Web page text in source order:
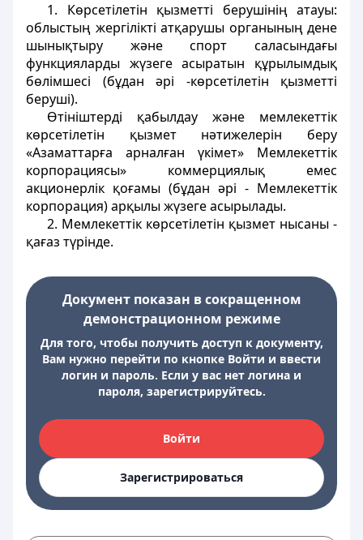
1. Көрсетілетін қызметті берушінің атауы:
облыстың жергілікті атқарушы органының дене
шынықтыру және спорт саласындағы
функцияларды жүзеге асыратын құрылымдық
бөлімшесі (бұдан әрі -көрсетілетін қызметті
беруші).
Өтініштерді қабылдау және мемлекеттік
көрсетілетін қызмет нәтижелерін беру
«Азаматтарға арналған үкімет» Мемлекеттік
корпорациясы» коммерциялық емес
акционерлік қоғамы (бұдан әрі - Мемлекеттік
корпорация) арқылы жүзеге асырылады.
2. Мемлекеттік көрсетілетін қызмет нысаны -
қағаз түрінде.
Документ показан в сокращенном
демонстрационном режиме
Для того, чтобы получить доступ к документу,
Вам нужно перейти по кнопке Войти и ввести
логин и пароль. Если у вас нет логина и
пароля, зарегистрируйтесь.
Войти
Зарегистрироваться